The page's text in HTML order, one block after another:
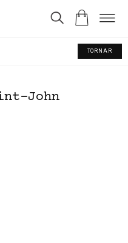
TORNAR
John